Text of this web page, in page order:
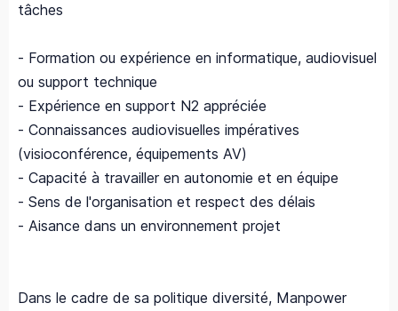
tâches
- Formation ou expérience en informatique, audiovisuel
ou support technique
- Expérience en support N2 appréciée
- Connaissances audiovisuelles impératives
(visioconférence, équipements AV)
- Capacité à travailler en autonomie et en équipe
- Sens de l'organisation et respect des délais
- Aisance dans un environnement projet
Dans le cadre de sa politique diversité, Manpower